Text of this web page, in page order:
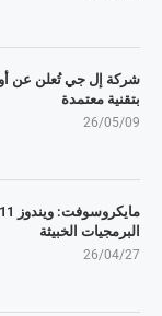
شركة إل جي تُعلن عن
بتقنية معتمدة
26/05/09
البرمجيات الخبيثة
26/04/27